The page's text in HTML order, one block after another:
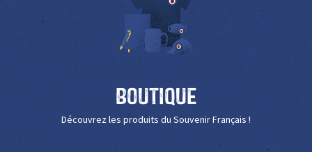
Boutique
Découvrez les produits du Souvenir Français !